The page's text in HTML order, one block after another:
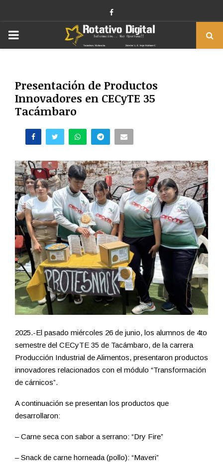
Facebook
PRIMARY
Presentación de Productos
Innovadores en CECyTE 35
Tacámbaro
2025.-El pasado miércoles 26 de junio, los alumnos de 4to
semestre del CECyTE 35 de Tacámbaro, de la carrera
Producción Industrial de Alimentos, presentaron productos
innovadores relacionados con el módulo “Transformación
de cárnicos”.
A continuación se presentan los productos que
desarrollaron:
– Carne seca con sabor a serrano: “Dry Fire”
– Snack de carne horneada (pollo): “Maveri”